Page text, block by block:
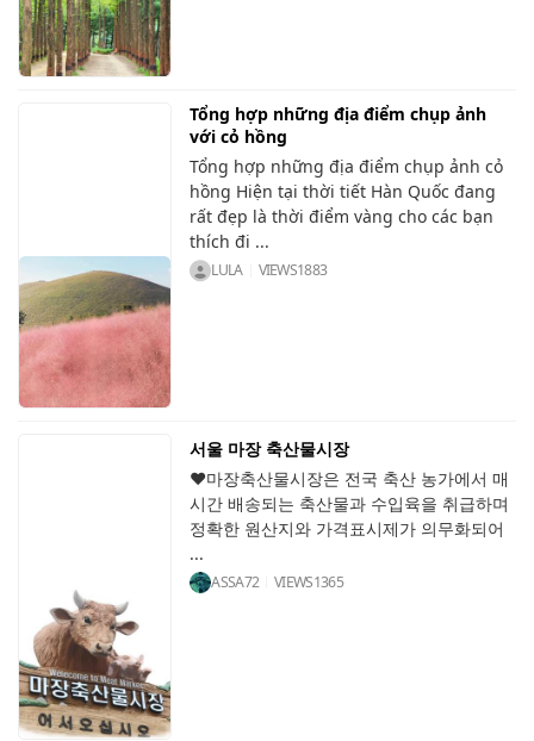
Tổng hợp những địa điểm chụp ảnh
với cỏ hồng
Tổng hợp những địa điểm chụp ảnh cỏ
hồng Hiện tại thời tiết Hàn Quốc đang
rất đẹp là thời điểm vàng cho các bạn
thích đi ...
LULA VIEWS1883
서울 마장 축산물시장
♥마장축산물시장은 전국 축산 농가에서 매
시간 배송되는 축산물과 수입육을 취급하며
정확한 원산지와 가격표시제가 의무화되어
...
ASSA72 VIEWS1365